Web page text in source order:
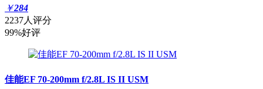
￥284
2237人评分
99%好评
佳能EF 70-200mm f/2.8L IS II USM